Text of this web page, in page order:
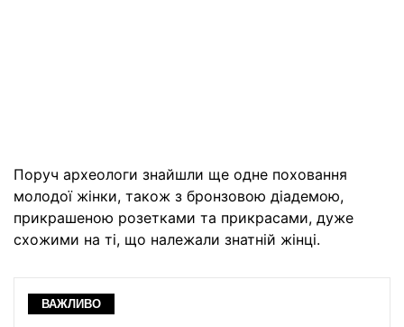
Поруч археологи знайшли ще одне поховання
молодої жінки, також з бронзовою діадемою,
прикрашеною розетками та прикрасами, дуже
схожими на ті, що належали знатній жінці.
ВАЖЛИВО